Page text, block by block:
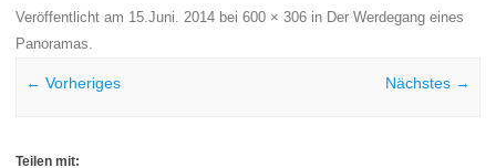
Veröffentlicht am 15.Juni. 2014 bei 600 × 306 in Der Werdegang eines
Panoramas.
← Vorheriges Nächstes →
Teilen mit: